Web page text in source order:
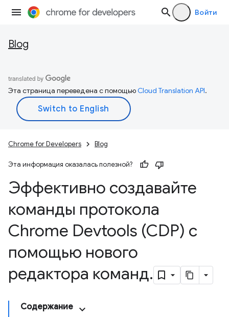
Войти
Blog
Эта страница переведена с помощьюCloud Translation API.
Chrome for Developers Blog
Эта информация оказалась полезной?
Эффективно создавайте
команды протокола
Chrome Devtools (CDP) с
помощью нового
редактора команд.
Содержание